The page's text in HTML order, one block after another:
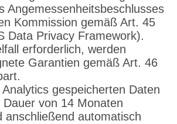
Angemessenheitsbeschlusses
Kommission gemäß Art. 45
Data Privacy Framework).
erforderlich, werden
Garantien gemäß Art. 46
gespeicherten Daten
von 14 Monaten
anschließend automatisch